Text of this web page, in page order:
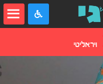
ויראליטי